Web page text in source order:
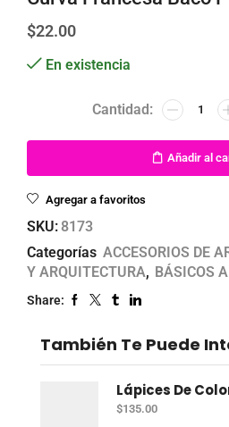
$22.00
En existencia
Añadir al
Agregar a favoritos
SKU: 8173
Categorías ACCESORIOS DE
Y ARQUITECTURA, BÁSICOS
Share:
También Te Puede
$135.00